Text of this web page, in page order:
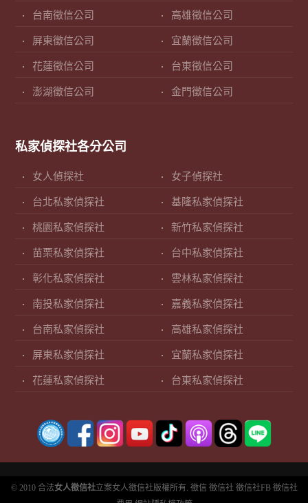
台南徵信公司 高雄徵信公司
屏東徵信公司 宜蘭徵信公司
花蓮徵信公司 台東徵信公司
澎湖徵信公司 金門徵信公司
私家偵探社各分公司
女人偵探社 女子偵探社
台北私家偵探社 基隆私家偵探社
桃園私家偵探社 新竹私家偵探社
苗栗私家偵探社 台中私家偵探社
彰化私家偵探社 雲林私家偵探社
南投私家偵探社 嘉義私家偵探社
台南私家偵探社 高雄私家偵探社
屏東私家偵探社 宜蘭私家偵探社
花蓮私家偵探社 台東私家偵探社
© 2010 合法女人徵信社立案女人徵信社版權所有. 徵信 徵信社 徵信社FB 徵信社